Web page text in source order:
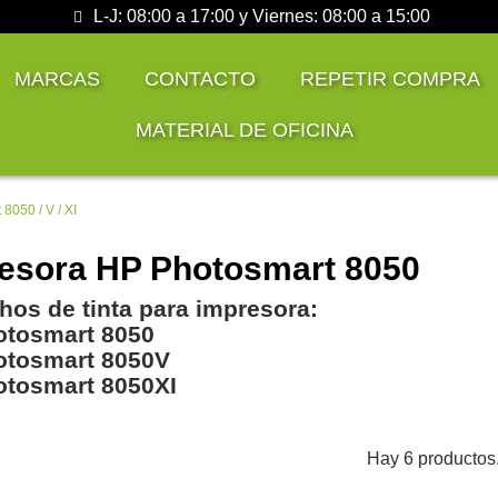
L-J: 08:00 a 17:00 y Viernes: 08:00 a 15:00
MARCAS CONTACTO REPETIR COMPRA
MATERIAL DE OFICINA
/ V / XI
HP Photosmart 8050
de tinta para impresora:
8050
8050V
8050XI
Hay 6